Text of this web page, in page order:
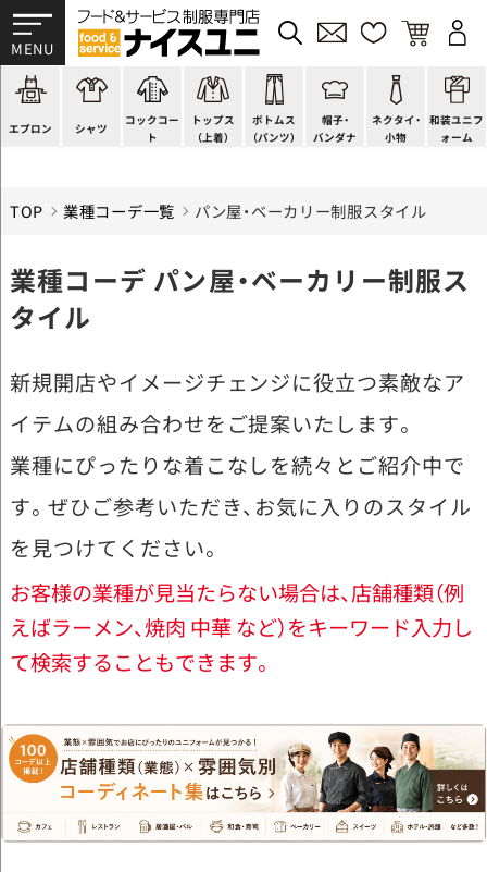
エプロン
スモック風
厨房用
ラップエプロン
シャツ
Tシャツ
ポロシャツ
和風シャツ(Asian)コックコー
ト
スタンダード
ファッション
キッズ
トップス
（上着）
調理白衣
カットソー
ジャンバー
ボトムス
（パンツ）
ワンピース
厨房シューズ
フロアシューズ
帽子・
バンダナ
コック帽
衛生帽子
ヘアネット
ネクタイ・
小物
蝶ネクタイ
リボン・スカーフ
クロスタイ
和装ユニフ
ォーム
草履、足袋など
着付小物
きもの
TOP 業種コーデ一覧 パン屋・ベーカリー制服スタイル
業種コーデ パン屋・ベーカリー制服ス
タイル
新規開店やイメージチェンジに役立つ素敵なア
イテムの組み合わせをご提案いたします。
業種にぴったりな着こなしを続々とご紹介中で
す。ぜひご参考いただき、お気に入りのスタイル
を見つけてください。
お客様の業種が見当たらない場合は、店舗種類（例
えばラーメン、焼肉 中華 など）をキーワード入力し
て検索することもできます。